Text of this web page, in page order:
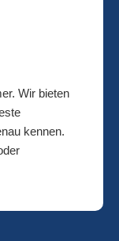
Wir bieten
kennen.